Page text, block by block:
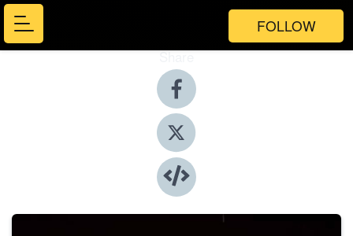
FOLLOW
Share